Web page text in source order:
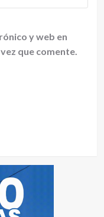
y web en
que comente.